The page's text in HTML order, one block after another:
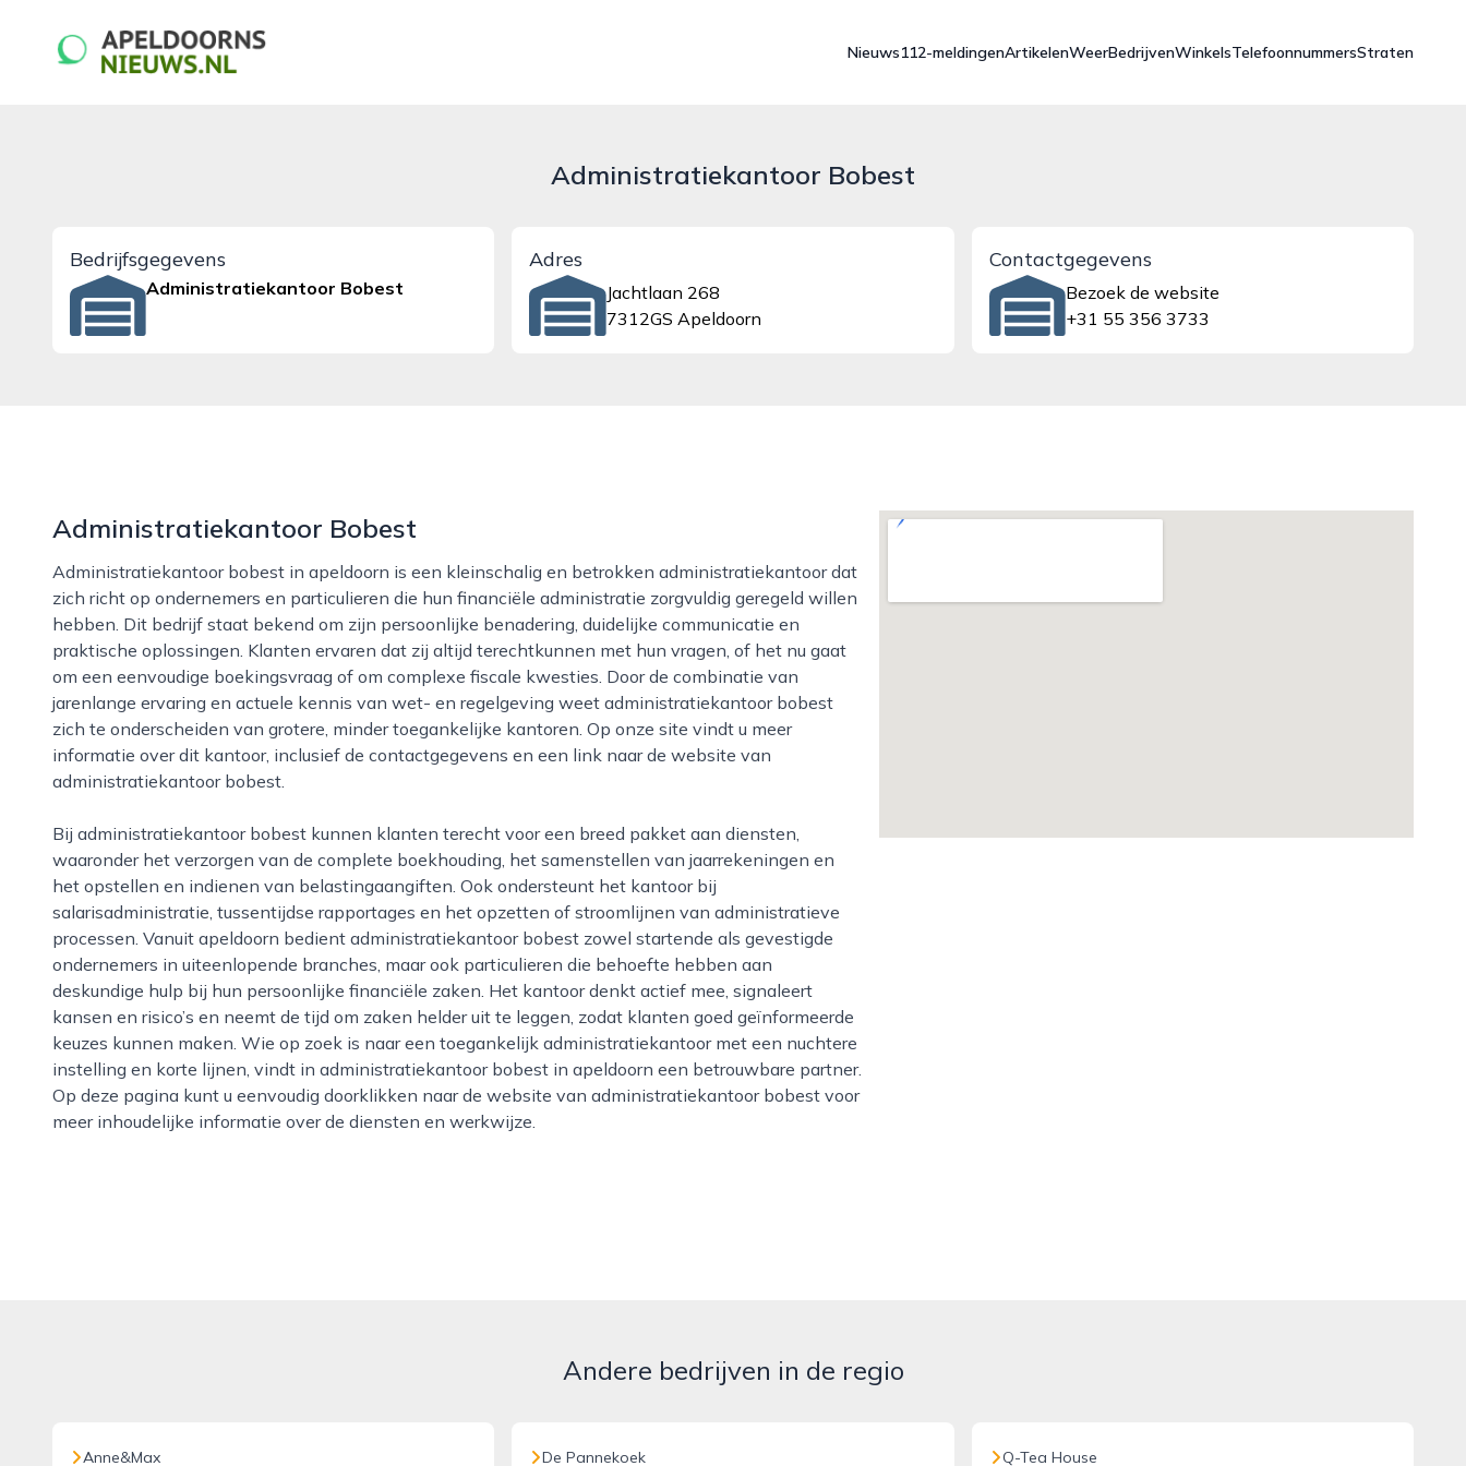
apeldoornsnieuws.nl
Nieuws112-meldingenArtikelenWeerBedrijvenWinkelsTelefoonnummersStraten
Administratiekantoor Bobest
Bedrijfsgegevens
Administratiekantoor Bobest
Adres
Jachtlaan 268
7312GS Apeldoorn
Contactgegevens
Bezoek de website
+31 55 356 3733
Administratiekantoor Bobest
Administratiekantoor bobest in apeldoorn is een kleinschalig en betrokken administratiekantoor dat
zich richt op ondernemers en particulieren die hun financiële administratie zorgvuldig geregeld willen
hebben. Dit bedrijf staat bekend om zijn persoonlijke benadering, duidelijke communicatie en
praktische oplossingen. Klanten ervaren dat zij altijd terechtkunnen met hun vragen, of het nu gaat
om een eenvoudige boekingsvraag of om complexe fiscale kwesties. Door de combinatie van
jarenlange ervaring en actuele kennis van wet- en regelgeving weet administratiekantoor bobest
zich te onderscheiden van grotere, minder toegankelijke kantoren. Op onze site vindt u meer
informatie over dit kantoor, inclusief de contactgegevens en een link naar de website van
administratiekantoor bobest.
Bij administratiekantoor bobest kunnen klanten terecht voor een breed pakket aan diensten,
waaronder het verzorgen van de complete boekhouding, het samenstellen van jaarrekeningen en
het opstellen en indienen van belastingaangiften. Ook ondersteunt het kantoor bij
salarisadministratie, tussentijdse rapportages en het opzetten of stroomlijnen van administratieve
processen. Vanuit apeldoorn bedient administratiekantoor bobest zowel startende als gevestigde
ondernemers in uiteenlopende branches, maar ook particulieren die behoefte hebben aan
deskundige hulp bij hun persoonlijke financiële zaken. Het kantoor denkt actief mee, signaleert
kansen en risico’s en neemt de tijd om zaken helder uit te leggen, zodat klanten goed geïnformeerde
keuzes kunnen maken. Wie op zoek is naar een toegankelijk administratiekantoor met een nuchtere
instelling en korte lijnen, vindt in administratiekantoor bobest in apeldoorn een betrouwbare partner.
Op deze pagina kunt u eenvoudig doorklikken naar de website van administratiekantoor bobest voor
meer inhoudelijke informatie over de diensten en werkwijze.
Andere bedrijven in de regio
Anne&Max De Pannekoek Q-Tea House